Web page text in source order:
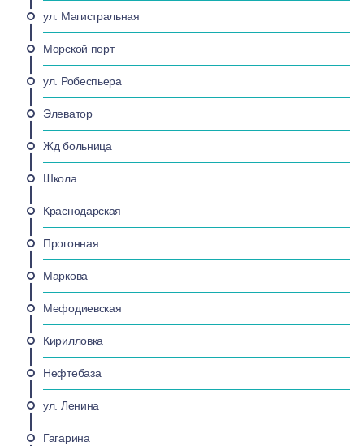
ул. Магистральная
Морской порт
ул. Робеспьера
Элеватор
Жд больница
Школа
Краснодарская
Прогонная
Маркова
Мефодиевская
Кирилловка
Нефтебаза
ул. Ленина
Гагарина